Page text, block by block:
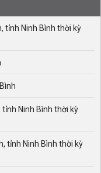
tỉnh Ninh Bình thời kỳ
Ninh Bình thời kỳ
tỉnh Ninh Bình thời kỳ